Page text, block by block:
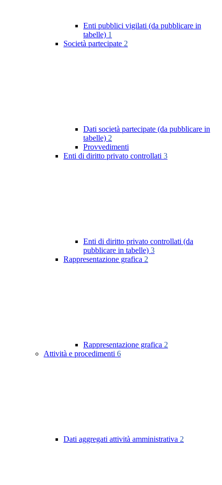
Enti pubblici vigilati (da pubblicare in
tabelle) 1
Società partecipate 2
Dati società partecipate (da pubblicare in
tabelle) 2
Provvedimenti
Enti di diritto privato controllati 3
Enti di diritto privato controllati (da
pubblicare in tabelle) 3
Rappresentazione grafica 2
Rappresentazione grafica 2
Attività e procedimenti 6
Dati aggregati attività amministrativa 2